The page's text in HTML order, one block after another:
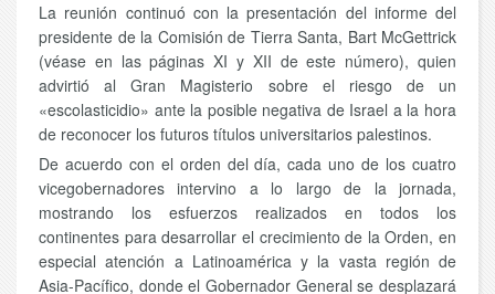
La reunión continuó con la presentación del informe del
presidente de la Comisión de Tierra Santa, Bart McGettrick
(véase en las páginas XI y XII de este número), quien
advirtió al Gran Magisterio sobre el riesgo de un
«escolasticidio» ante la posible negativa de Israel a la hora
de reconocer los futuros títulos universitarios palestinos.
De acuerdo con el orden del día, cada uno de los cuatro
vicegobernadores intervino a lo largo de la jornada,
mostrando los esfuerzos realizados en todos los
continentes para desarrollar el crecimiento de la Orden, en
especial atención a Latinoamérica y la vasta región de
Asia-Pacífico, donde el Gobernador General se desplazará